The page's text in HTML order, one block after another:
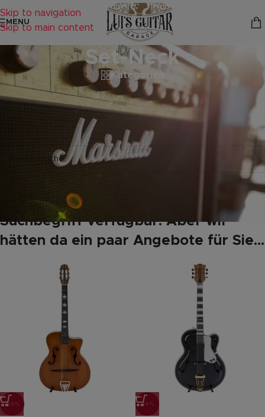
Skip to navigation
Skip to main content
MENU
Set-Neck
Kategorien
Startseite Produkte verschlagwortet mit „Set-Neck“
Es wurden keine Produkte gefunden, die deiner Auswahl
Leider keine Produkte mit Ihrem
Suchbegriff verfügbar. Aber wir
hätten da ein paar Angebote für Sie...
-29% -14%